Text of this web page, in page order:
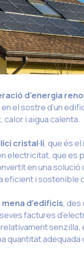
d’energia
el sostre d’un
i aigua calenta.
cristal·lí , que és
electricitat, que es
en una
eficient i sostenible
d’edificis ,
factures
quantitat adequada